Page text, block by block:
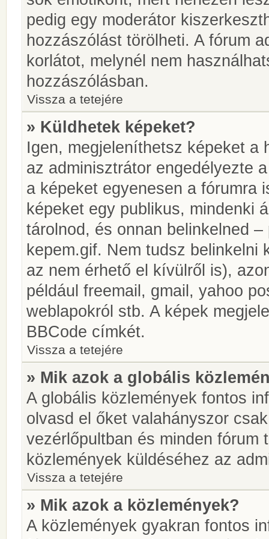
pedig egy moderátor
hozzászólást törölheti. A fórum
korlátot, melynél nem
hozzászólásban.
Vissza a tetejére
» Küldhetek képeket?
Igen, megjeleníthetsz képeket a
az adminisztrátor engedélyezte
a képeket egyenesen a fórumra
képeket egy publikus, mindenki
tárolnod, és onnan belinkelned
kepem.gif. Nem tudsz belinkelni
az nem érhető el kívülről is),
például freemail, gmail, yahoo
weblapokról stb. A képek
BBCode címkét.
Vissza a tetejére
» Mik azok a globális
A globális közlemények fontos
olvasd el őket valahányszor
vezérlőpultban és minden fórum
közlemények küldéséhez az
Vissza a tetejére
» Mik azok a közlemények?
A közlemények gyakran fontos